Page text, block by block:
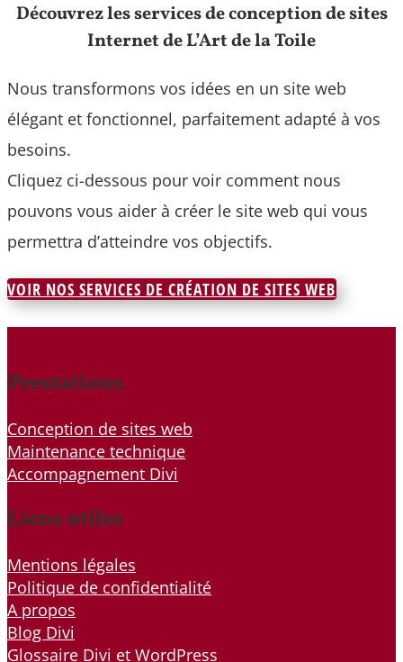
Découvrez les services de conception de sites
Internet de L’Art de la Toile
Nous transformons vos idées en un site web
élégant et fonctionnel, parfaitement adapté à vos
besoins.
Cliquez ci-dessous pour voir comment nous
pouvons vous aider à créer le site web qui vous
permettra d’atteindre vos objectifs.
VOIR NOS SERVICES DE CRÉATION DE SITES WEB
Prestations
Conception de sites web
Maintenance technique
Accompagnement Divi
Liens utiles
Mentions légales
Politique de confidentialité
A propos
Blog Divi
Glossaire Divi et WordPress